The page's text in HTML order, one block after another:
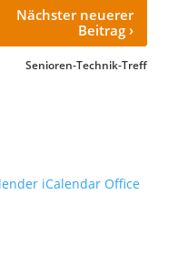
Nächster neuerer
Beitrag›
Senioren-Technik-Treff
iCalendar Office